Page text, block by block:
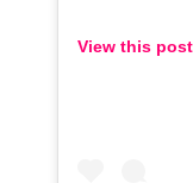
View this